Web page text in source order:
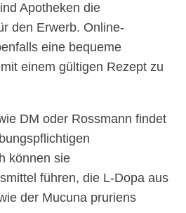
Apotheken die
den Erwerb. Online-
eine bequeme
einem gültigen Rezept zu
DM oder Rossmann findet
können sie
führen, die L-Dopa aus
der Mucuna pruriens